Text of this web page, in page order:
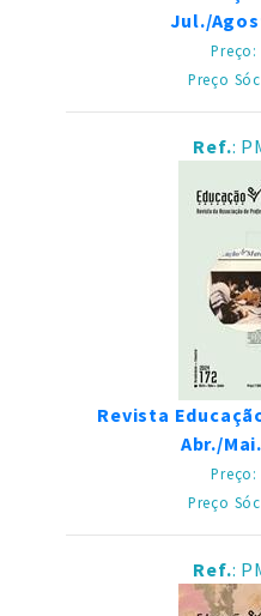
Jul./
Preço:
Preço
Ref.:
Revista
Abr./
Preço:
Preço
Ref.: